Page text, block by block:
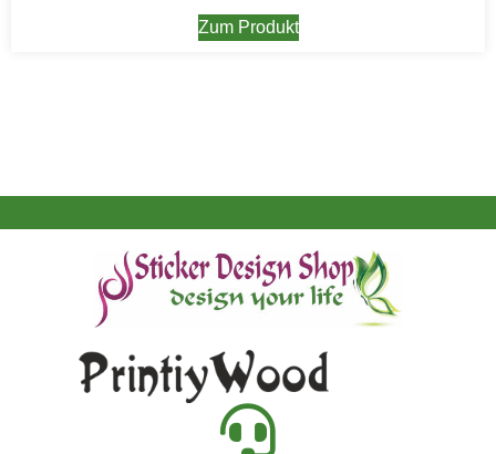
Zum Produkt